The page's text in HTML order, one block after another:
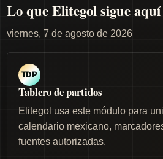
Lo que Elitegol sigue aquí
viernes, 7 de agosto de 2026
TDP
Tablero de partidos
Elitegol usa este módulo para
calendario mexicano,
fuentes autorizadas.